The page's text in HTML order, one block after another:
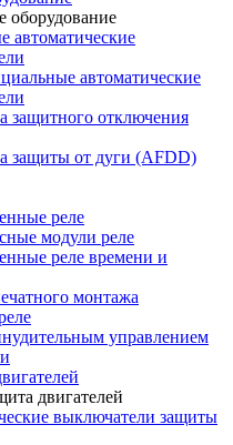
оборудование
автоматические
автоматические
защитного отключения
защиты от дуги (AFDD)
реле
модули реле
реле времени и
монтажа
управлением
двигателей
выключатели защиты